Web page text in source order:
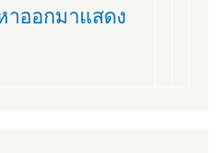
าออกมาแสดง